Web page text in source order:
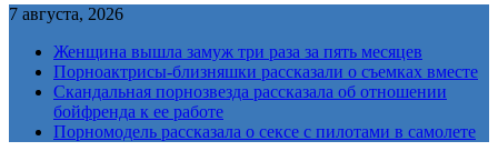
7 августа, 2026
Женщина вышла замуж три раза за пять месяцев
Порноактрисы-близняшки рассказали о съемках вместе
Скандальная порнозвезда рассказала об отношении
бойфренда к ее работе
Порномодель рассказала о сексе с пилотами в самолете